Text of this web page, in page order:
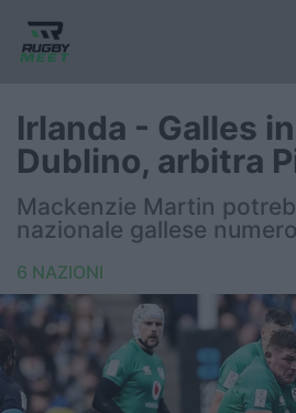
Nazionali giovanili
Rugby Sevens
FIR
Internazionale
Irlanda - Galles
Dublino, arbitra
Mackenzie Martin
nazionale gallese
6 NAZIONI